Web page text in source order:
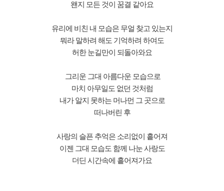
왠지 모든 것이 꿈결 같아요
유리에 비친 내 모습은 무얼 찾고 있는지
뭐라 말하려 해도 기억하려 하여도
허한 눈길만이 되돌아와요
그리운 그대 아름다운 모습으로
마치 아무일도 없던 것처럼
내가 알지 못하는 머나먼 그 곳으로
떠나버린 후
사랑의 슬픈 추억은 소리없이 흩어져
이젠 그대 모습도 함께 나눈 사랑도
더딘 시간속에 흩어져가요